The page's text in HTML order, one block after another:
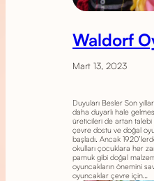
Waldorf
Mart 13, 2023
Duyuları Besler Son
daha duyarlı hale
üreticileri de artan talebi
çevre dostu ve doğal
başladı. Ancak
okulları çocuklara her
pamuk gibi doğal
oyuncakların önemini
oyuncaklar çevre için…